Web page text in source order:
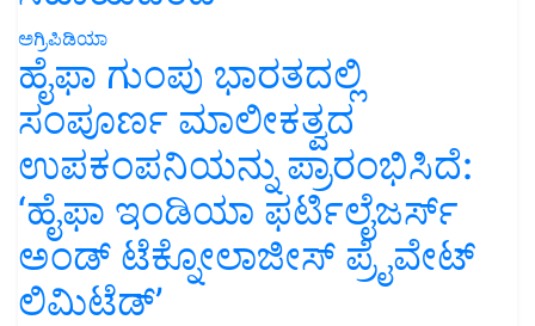
ಅಗ್ರಿಪಿಡಿಯಾ
ಹೈಫಾ ಗುಂಪು ಭಾರತದಲ್ಲಿ
ಸಂಪೂರ್ಣ ಮಾಲೀಕತ್ವದ
ಉಪಕಂಪನಿಯನ್ನು ಪ್ರಾರಂಭಿಸಿದೆ:
‘ಹೈಫಾ ಇಂಡಿಯಾ ಫರ್ಟಿಲೈಜರ್ಸ್
ಅಂಡ್ ಟೆಕ್ನೋಲಾಜೀಸ್ ಪ್ರೈವೇಟ್
ಲಿಮಿಟೆಡ್’